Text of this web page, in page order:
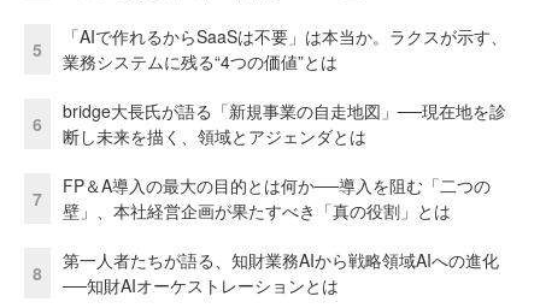
5
「AIで作れるからSaaSは不要」は本当か。ラクスが示す、
業務システムに残る“4つの価値”とは
6
bridge大長氏が語る「新規事業の自走地図」──現在地を診
断し未来を描く、領域とアジェンダとは
7
FP＆A導入の最大の目的とは何か──導入を阻む「二つの
壁」、本社経営企画が果たすべき「真の役割」とは
8
第一人者たちが語る、知財業務AIから戦略領域AIへの進化
──知財AIオーケストレーションとは